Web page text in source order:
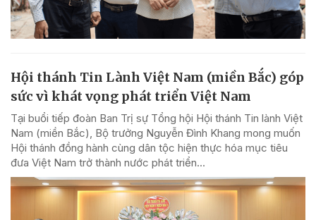
Hội thánh Tin Lành Việt Nam (miền Bắc) góp
sức vì khát vọng phát triển Việt Nam
Tại buổi tiếp đoàn Ban Trị sự Tổng hội Hội thánh Tin lành Việt
Nam (miền Bắc), Bộ trưởng Nguyễn Đình Khang mong muốn
Hội thánh đồng hành cùng dân tộc hiện thực hóa mục tiêu
đưa Việt Nam trở thành nước phát triển...